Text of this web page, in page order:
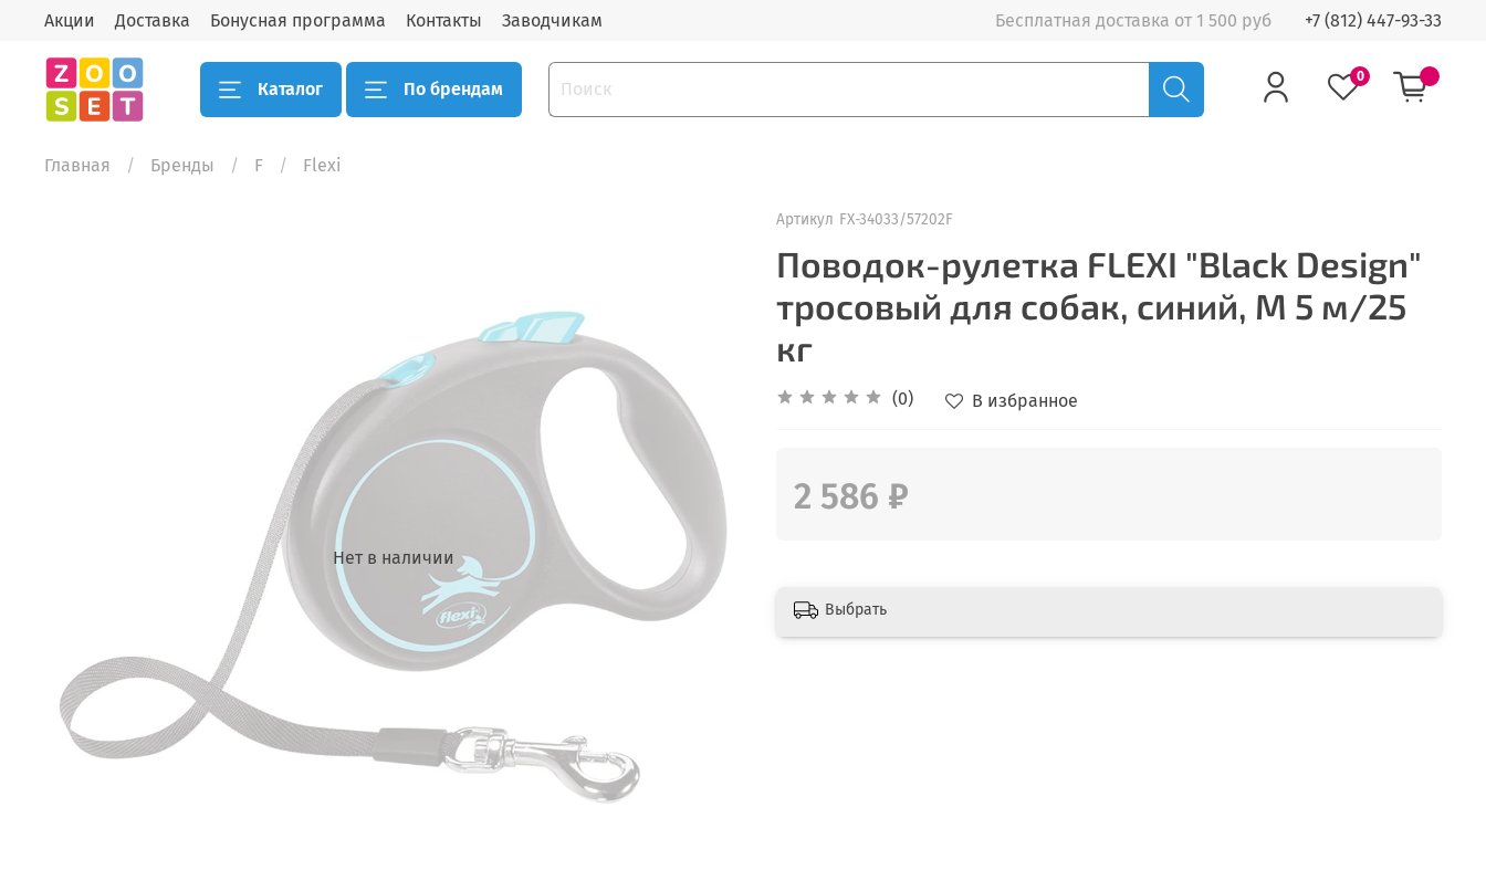
Акции Доставка Бонусная программа Контакты Заводчикам Бесплатная доставка от 1 500 руб +7 (812) 447-93-33
Каталог По брендам
0
Главная Бренды F Flexi
Нет в наличии
Артикул FX-34033/57202F
Поводок-рулетка FLEXI "Black Design"
тросовый для собак, синий, M 5 м/25
кг
(0) В избранное
2 586 ₽
Выбрать